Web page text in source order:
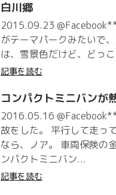
白川郷
2015.09.23
がテーマパークみたいで
は、雪景色だけど、どっ
記事を読む
コンパクトミニバンが
2016.05.16
故をした。 平行して走っ
なら、ノア。 車両保険の
ンパクトミニバン...
記事を読む